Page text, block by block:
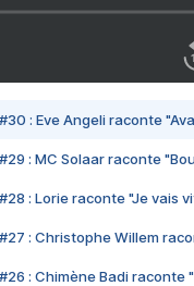
#30 : Eve Angeli raconte
#29 : MC Solaar raconte
#28 : Lorie raconte "Je vais
#27 : Christophe Willem
#26 : Chimène Badi raconte